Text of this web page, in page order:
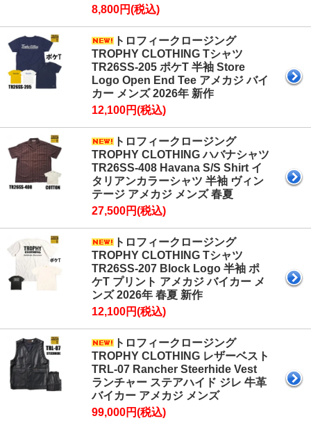
8,800円(税込)
トロフィークロージング
TROPHY CLOTHING Tシャツ
TR26SS-205 ポケT 半袖 Store
Logo Open End Tee アメカジ バイ
カー メンズ 2026年 新作
12,100円(税込)
トロフィークロージング
TROPHY CLOTHING ハバナシャツ
TR26SS-408 Havana S/S Shirt イ
タリアンカラーシャツ 半袖 ヴィン
テージ アメカジ メンズ 春夏
27,500円(税込)
トロフィークロージング
TROPHY CLOTHING Tシャツ
TR26SS-207 Block Logo 半袖 ポ
ケT プリント アメカジ バイカー メ
ンズ 2026年 春夏 新作
12,100円(税込)
トロフィークロージング
TROPHY CLOTHING レザーベスト
TRL-07 Rancher Steerhide Vest
ランチャー ステアハイド ジレ 牛革
バイカー アメカジ メンズ
99,000円(税込)